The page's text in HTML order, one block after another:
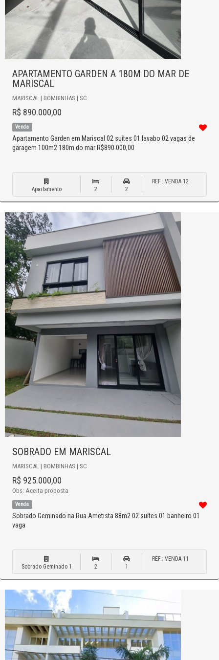
APARTAMENTO GARDEN A 180M DO MAR DE
MARISCAL
MARISCAL | BOMBINHAS | SC
R$ 890.000,00
Venda
Apartamento Garden em Mariscal 02 suítes 01 lavabo 02 vagas de
garagem 100m2 180m do mar R$890.000,00
Apartamento 2 2
REF.: VENDA 12
SOBRADO EM MARISCAL
MARISCAL | BOMBINHAS | SC
R$ 925.000,00
Obs: Aceita proposta
Venda
Sobrado Geminado na Rua Ametista 88m2 02 suítes 01 banheiro 01
vaga
Sobrado Geminado 1 2 1
REF.: VENDA 11